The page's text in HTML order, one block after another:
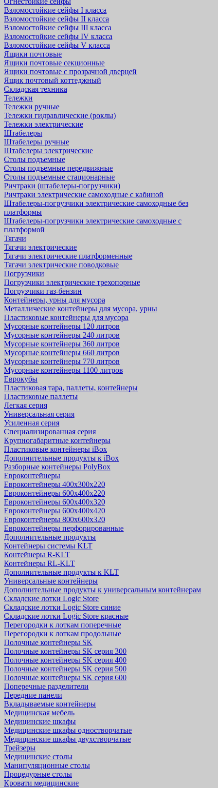
Взломостойкие сейфы I класса
Взломостойкие сейфы II класса
Взломостойкие сейфы III класса
Взломостойкие сейфы IV класса
Взломостойкие сейфы V класса
Ящики почтовые
Ящики почтовые секционные
Ящики почтовые с прозрачной дверцей
Ящик почтовый коттеджный
Складская техника
Тележки
Тележки ручные
Тележки гидравлические (роклы)
Тележки электрические
Штабелеры
Штабелеры ручные
Штабелеры электрические
Столы подъемные
Столы подъемные передвижные
Столы подъемные стационарные
Ричтраки (штабелеры-погрузчики)
Ричтраки электрические самоходные с кабиной
Штабелеры-погрузчики электрические самоходные без
платформы
Штабелеры-погрузчики электрические самоходные с
платформой
Тягачи
Тягачи электрические
Тягачи электрические платформенные
Тягачи электрические поводковые
Погрузчики
Погрузчики электрические трехопорные
Погрузчики газ-бензин
Контейнеры, урны для мусора
Металлические контейнеры для мусора, урны
Пластиковые контейнеры для мусора
Мусорные контейнеры 120 литров
Мусорные контейнеры 240 литров
Мусорные контейнеры 360 литров
Мусорные контейнеры 660 литров
Мусорные контейнеры 770 литров
Мусорные контейнеры 1100 литров
Еврокубы
Пластиковая тара, паллеты, контейнеры
Пластиковые паллеты
Легкая серия
Универсальная серия
Усиленная серия
Специализированная серия
Крупногабаритные контейнеры
Пластиковые контейнеры iBox
Дополнительные продукты к iBox
Разборные контейнеры PolyBox
Евроконтейнеры
Евроконтейнеры 400х300х220
Евроконтейнеры 600х400х220
Евроконтейнеры 600х400х320
Евроконтейнеры 600х400х420
Евроконтейнеры 800х600х320
Евроконтейнеры перфорированные
Дополнительные продукты
Контейнеры системы KLT
Контейнеры R-KLT
Контейнеры RL-KLT
Дополнительные продукты к KLT
Универсальные контейнеры
Дополнительные продукты к универсальным контейнерам
Складские лотки Logic Store
Складские лотки Logic Store синие
Складские лотки Logic Store красные
Перегородки к лоткам поперечные
Перегородки к лоткам продольные
Полочные контейнеры SK
Полочные контейнеры SK серия 300
Полочные контейнеры SK серия 400
Полочные контейнеры SK серия 500
Полочные контейнеры SK серия 600
Поперечные разделители
Передние панели
Вкладываемые контейнеры
Медицинская мебель
Медицинские шкафы
Медицинские шкафы одностворчатые
Медицинские шкафы двухстворчатые
Трейзеры
Медицинские столы
Манипуляционные столы
Процедурные столы
Кровати медицинские